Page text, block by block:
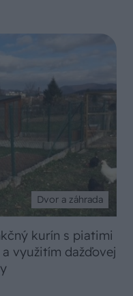
Dvor a záhrada
kurín s piatimi
využitím dažďovej